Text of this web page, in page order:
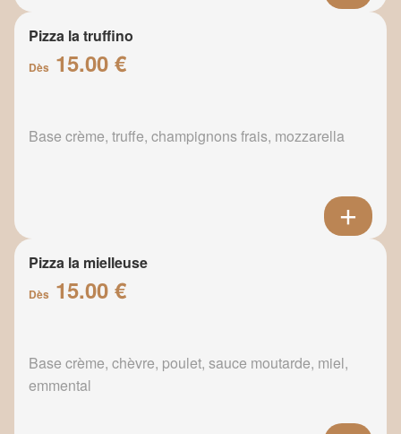
Pizza la truffino
Dès 15.00 €
Base crème, truffe, champignons frais, mozzarella
Pizza la mielleuse
Dès 15.00 €
Base crème, chèvre, poulet, sauce moutarde, miel,
emmental